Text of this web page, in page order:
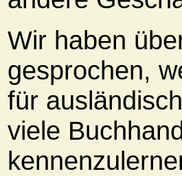
Wir haben
gesprochen,
für
viele